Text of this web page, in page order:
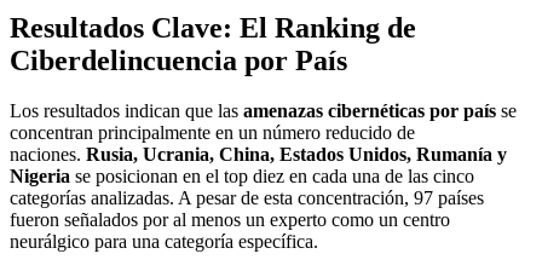
Resultados Clave: El Ranking de
Ciberdelincuencia por País
Los resultados indican que las amenazas cibernéticas por país se
concentran principalmente en un número reducido de
naciones. Rusia, Ucrania, China, Estados Unidos, Rumanía y
Nigeria se posicionan en el top diez en cada una de las cinco
categorías analizadas. A pesar de esta concentración, 97 países
fueron señalados por al menos un experto como un centro
neurálgico para una categoría específica.